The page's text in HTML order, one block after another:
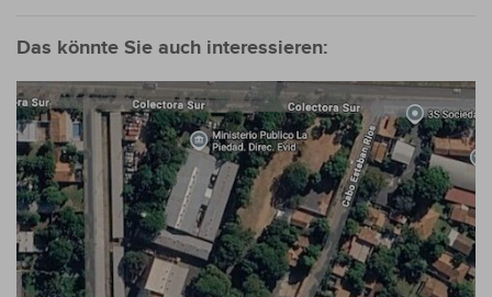
Das könnte Sie auch interessieren: